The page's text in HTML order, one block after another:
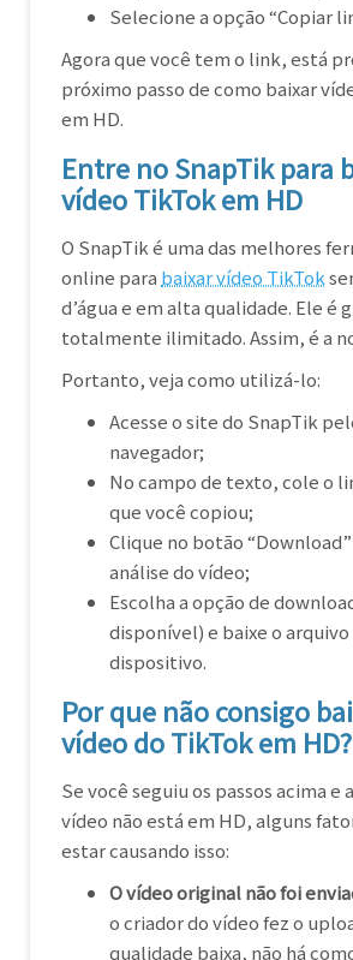
Selecione a opção “Copiar
Agora que você tem o link, está
próximo passo de como baixar
em HD.
Entre no SnapTik para
vídeo TikTok em HD
O SnapTik é uma das melhores
online para baixar vídeo TikTok
d’água e em alta qualidade. Ele é
totalmente ilimitado. Assim, é a
Portanto, veja como utilizá-lo:
Acesse o site do SnapTik
navegador;
No campo de texto, cole o
que você copiou;
Clique no botão
análise do vídeo;
Escolha a opção de
disponível) e baixe o arquivo
dispositivo.
Por que não consigo
vídeo do TikTok em HD?
Se você seguiu os passos acima e
vídeo não está em HD, alguns
estar causando isso:
O vídeo original não foi
o criador do vídeo fez o
qualidade baixa, não há